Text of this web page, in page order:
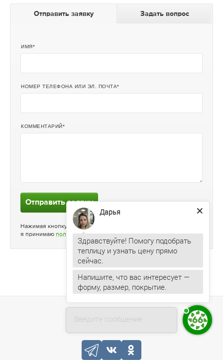
Отправить заявку Задать вопрос
ИМЯ
НОМЕР ТЕЛЕФОНА ИЛИ ЭЛ. ПОЧТА
КОММЕНТАРИЙ
Отправить заявку
Нажимая кнопку «Отправить заявку»
я принимаю политику конфиденциальности
Введите сообщение
Дарья
Здравствуйте! Помогу подобрать
теплицу и узнать цену прямо
Напишите, что вас интересует —
форму, размер, покрытие.